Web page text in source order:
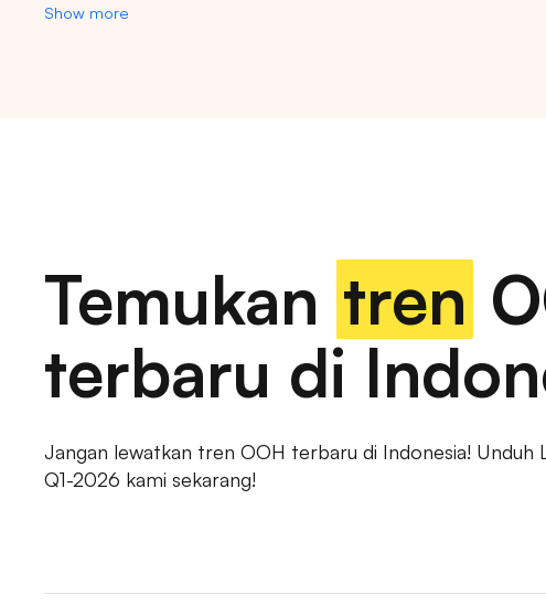
Market populer DKI JAKARTA
kota, kampanye luar ruang skala besar, solusi ooh terintegrasi,
raya, optimasi media ooh, layar luar ruang digital, iklan ooh
konsumen ooh, iklan visibilitas merek luar ruang, iklan papan
solusi ooh fleksibel, iklan luar ruang berkelanjutan, papan
Tanya Jawab
Show more
Temukan tren
terbaru di
Jangan lewatkan tren OOH terbaru di Indonesia! Unduh
Q1-2026 kami sekarang!